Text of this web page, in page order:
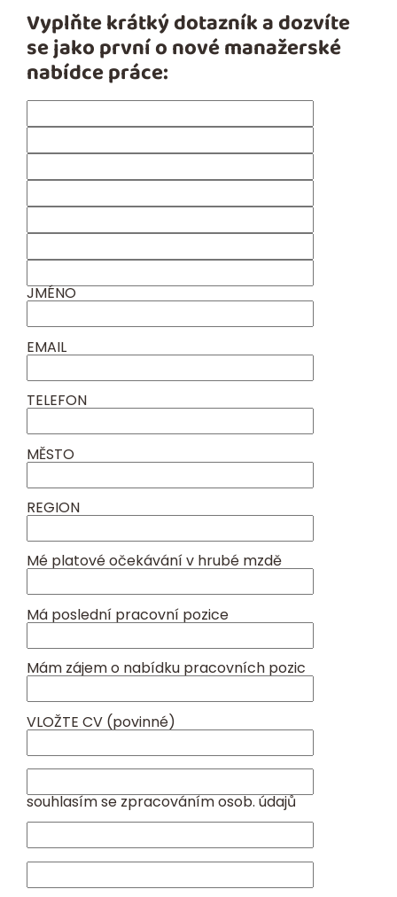
Vyplňte krátký dotazník a dozvíte
se jako první o nové manažerské
nabídce práce:
JMÉNO
EMAIL
TELEFON
MĚSTO
REGION
Mé platové očekávání v hrubé mzdě
Má poslední pracovní pozice
Mám zájem o nabídku pracovních pozic
VLOŽTE CV (povinné)
souhlasím se zpracováním osob. údajů